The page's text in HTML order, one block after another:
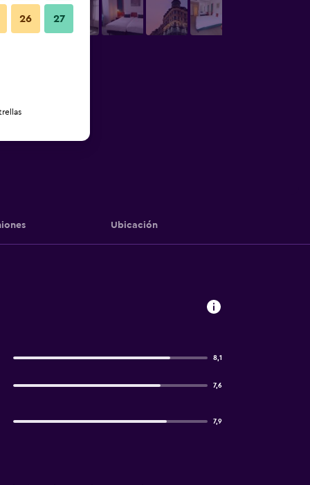
Ubicación
8,1
7,6
7,9
26 27